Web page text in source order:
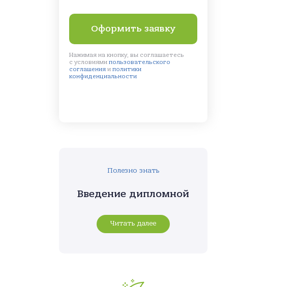
Нажимая на кнопку, вы соглашаетесь
с условиямипользовательского
соглашения иполитики
конфиденциальности
Полезно знать
Введение дипломной
Читать далее